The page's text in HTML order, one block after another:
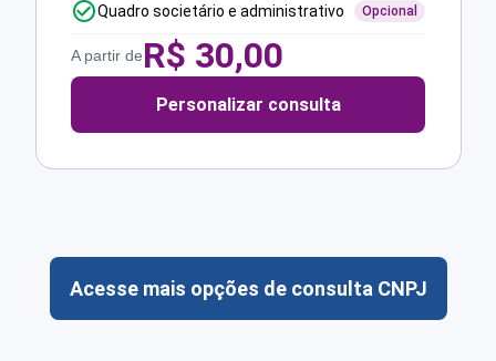
Quadro societário e administrativo Opcional
A partir deR$ 30,00
Personalizar consulta
Acesse mais opções de consulta CNPJ